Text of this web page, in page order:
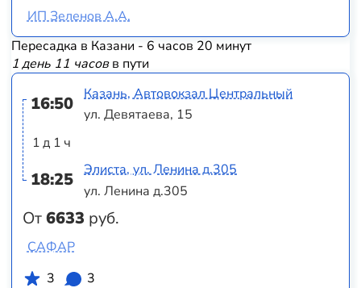
ИП Зеленов А.А.
Пересадка в Казани - 6 часов 20 минут
1 день 11 часовв пути
16:50
1 д 1 ч
18:25
От6633 руб.
Казань, Автовокзал Центральный
ул. Девятаева, 15
Элиста, ул. Ленина д.305
ул. Ленина д.305
САФАР
3
3